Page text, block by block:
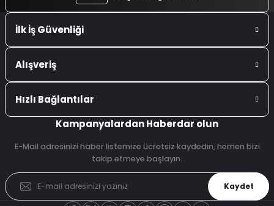
İlk İş Güvenliği
Alışveriş
Hızlı Bağlantılar
Kampanyalardan Haberdar olun
E-Mail adresinizi haber listemize ücretsiz kaydedin, hemen bizi
takip etmeye başlayın.
Kaydet